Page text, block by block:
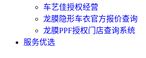
车艺佳授权经营
龙膜隐形车衣官方报价查询
龙膜PPF授权门店查询系统
服务优选